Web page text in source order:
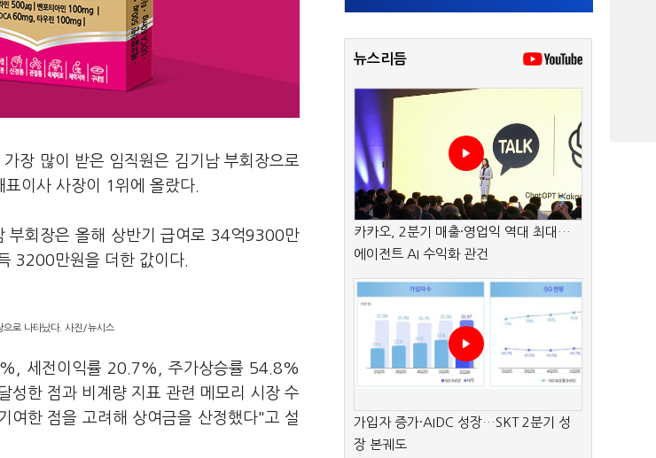
가장 많이 받은 임직원은 김기남 부회장으로
이사 사장이 1위에 올랐다.
부회장은 올해 상반기 급여로 34억9300만
3200만원을 더한 값이다.
으로 나타났다. 사진/뉴시스
세전이익률 20.7%, 주가상승률 54.8%
한 점과 비계량 지표 관련 메모리 시장 수
여한 점을 고려해 상여금을 산정했다"고 설
뉴스리듬
카카오, 2분기 매출·영업익 역대 최대…
에이전트 AI 수익화 관건
가입자 증가·AIDC 성장…SKT 2분기 성
장 본궤도